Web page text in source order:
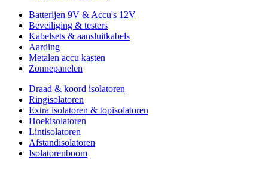
Batterijen 9V & Accu's 12V
Beveiliging & testers
Kabelsets & aansluitkabels
Aarding
Metalen accu kasten
Zonnepanelen
Draad & koord isolatoren
Ringisolatoren
Extra isolatoren & topisolatoren
Hoekisolatoren
Lintisolatoren
Afstandisolatoren
Isolatorenboom